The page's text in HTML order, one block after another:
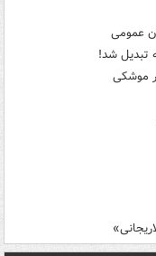
تبدیل شد!
موشکی